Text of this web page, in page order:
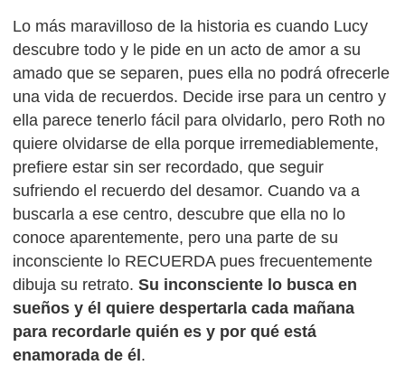
Lo más maravilloso de la historia es cuando Lucy
descubre todo y le pide en un acto de amor a su
amado que se separen, pues ella no podrá ofrecerle
una vida de recuerdos. Decide irse para un centro y
ella parece tenerlo fácil para olvidarlo, pero Roth no
quiere olvidarse de ella porque irremediablemente,
prefiere estar sin ser recordado, que seguir
sufriendo el recuerdo del desamor. Cuando va a
buscarla a ese centro, descubre que ella no lo
conoce aparentemente, pero una parte de su
inconsciente lo RECUERDA pues frecuentemente
dibuja su retrato.Su inconsciente lo busca en
sueños y él quiere despertarla cada mañana
para recordarle quién es y por qué está
enamorada de él.